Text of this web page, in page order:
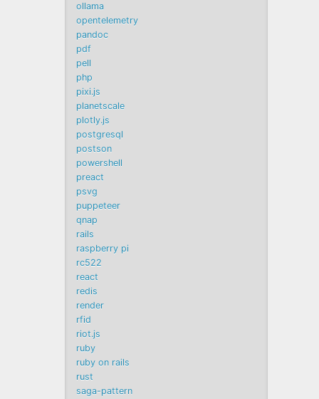
ollama
opentelemetry
pandoc
pdf
pell
php
pixi.js
planetscale
plotly.js
postgresql
postson
powershell
preact
psvg
puppeteer
qnap
rails
raspberry pi
rc522
react
redis
render
rfid
riot.js
ruby
ruby on rails
rust
saga-pattern